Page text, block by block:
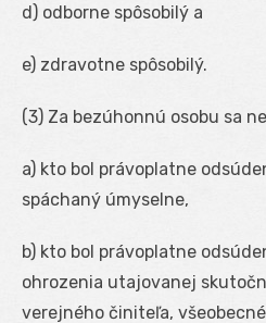
d) odborne spôsobilý a
e) zdravotne spôsobilý.
(3) Za bezúhonnú osobu sa
a) kto bol právoplatne
spáchaný úmyselne,
b) kto bol právoplatne
ohrozenia utajovanej
verejného činiteľa,